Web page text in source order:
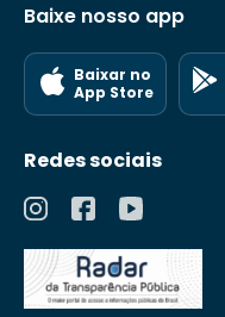
Baixe nosso app
Baixar no
App Store
Redes sociais